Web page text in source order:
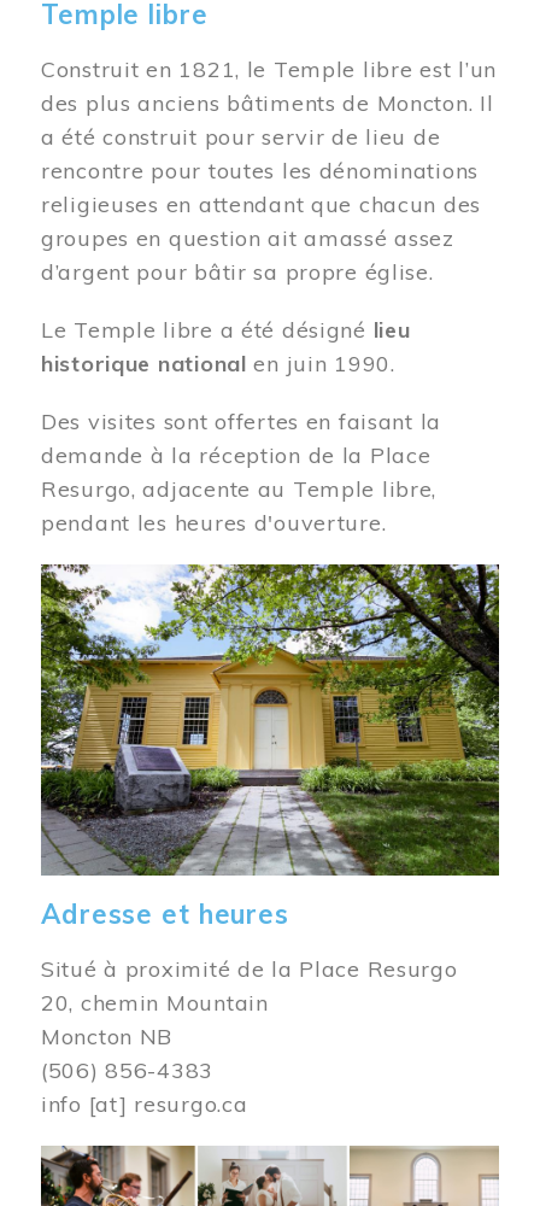
Temple libre
Construit en 1821, le Temple libre est l’un
des plus anciens bâtiments de Moncton. Il
a été construit pour servir de lieu de
rencontre pour toutes les dénominations
religieuses en attendant que chacun des
groupes en question ait amassé assez
d’argent pour bâtir sa propre église.
Le Temple libre a été désigné lieu
historique national en juin 1990.
Des visites sont offertes en faisant la
demande à la réception de la Place
Resurgo, adjacente au Temple libre,
pendant les heures d'ouverture.
Image
Adresse et heures
Situé à proximité de la Place Resurgo
20, chemin Mountain
Moncton NB
(506) 856-4383
info [at] resurgo.ca
Image